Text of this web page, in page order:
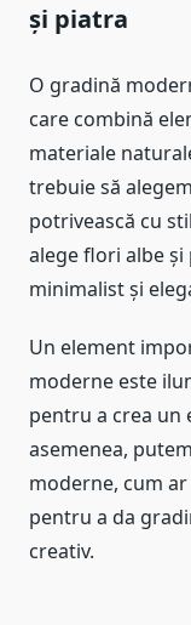
și piatra
O gradină
care combină
materiale
trebuie să
potrivească cu
alege flori albe
minimalist și
Un element
moderne este
pentru a crea un
asemenea,
moderne, cum
pentru a da
creativ.